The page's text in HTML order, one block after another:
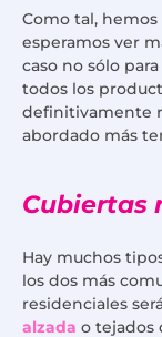
Como tal,
esperamos ver
caso no sólo
todos los
definitivamente
abordado más
Cubiertas
Hay muchos
los dos más
residenciales
alzada o tejados